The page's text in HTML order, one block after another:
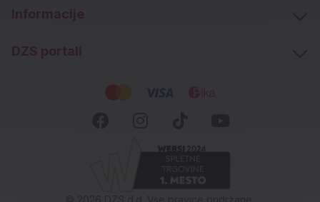
Informacije
DZS portali